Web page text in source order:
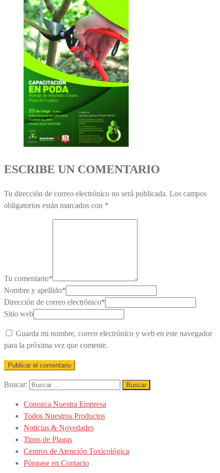
ESCRIBE UN COMENTARIO
Tu dirección de correo electrónico no será publicada. Los campos
obligatorios están marcados con *
Tu comentario*
Nombre y apellido*
Dirección de correo electrónico*
Sitio web
Guarda mi nombre, correo electrónico y web en este navegador
para la próxima vez que comente.
Buscar:
Conozca Nuestra Empresa
Todos Nuestros Productos
Noticias & Novedades
Tipos de Plagas
Centros de Atención Toxicológica
Póngase en Contacto